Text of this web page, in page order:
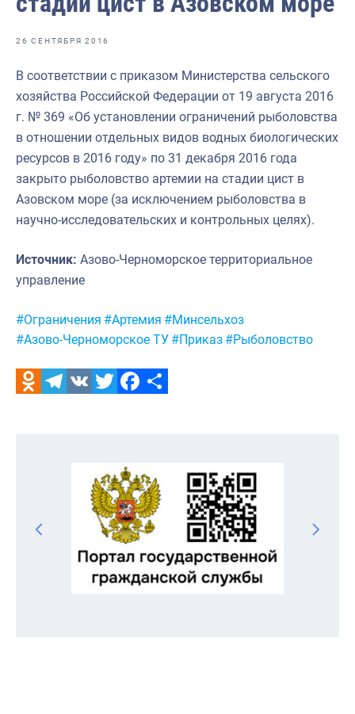
Отраслевые СМИ
Выставки и конференции
Научно-практическая литература
Рыбоохрана России
Инфографика
Большая африканская экспедиция
Укрепление духовно-нравственных ценностей
26 СЕНТЯБРЯ 2016
В соответствии с приказом Министерства сельского
хозяйства Российской Федерации от 19 августа 2016
г. № 369 «Об установлении ограничений рыболовства
в отношении отдельных видов водных биологических
ресурсов в 2016 году» по 31 декабря 2016 года
закрыто рыболовство артемии на стадии цист в
Азовском море (за исключением рыболовства в
научно-исследовательских и контрольных целях).
Источник: Азово-Черноморское территориальное
управление
Метки:
#Ограничения #Артемия #Минсельхоз
#Азово-Черноморское ТУ #Приказ #Рыболовство